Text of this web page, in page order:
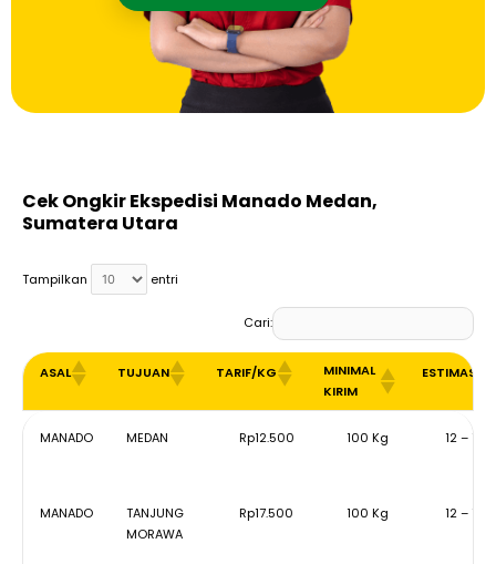
Cek Ongkir Ekspedisi Manado Medan,
Sumatera Utara
Tampilkan entri
Cari:
ASAL TUJUAN TARIF/KG
MINIMAL
KIRIM
ESTIMASI
KIRIM
MANADO MEDAN Rp12.500 100 Kg 12 – 15
MANADO
TANJUNG
MORAWA
Rp17.500 100 Kg 12 – 15